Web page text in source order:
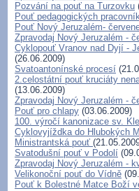
Pozvání na pouť na Turzovku
Pouť pedagogických
Pouť Nový Jeruzalém-
Zpravodaj Nový Jeruzalém -
Cyklopouť Vranov nad Dyjí -
(26.06.2009)
Svatoantonínské procesí
2.celostátní pouť kruciáty
(13.06.2009)
Zpravodaj Nový Jeruzalém -
Pouť pro chlapy (03.06.2009)
100. výročí kanonizace sv.
Cyklovyjíždka do Hlubokých
Ministrantská pouť
Svatodušní pouť v Podolí
Zpravodaj Nový Jeruzalém -
Velikonoční pouť do Vídně
Pouť k Bolestné Matce Boží